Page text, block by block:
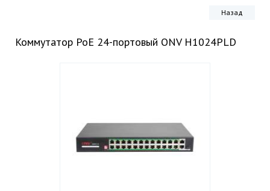
Назад
Коммутатор PoE 24-портовый ONV H1024PLD